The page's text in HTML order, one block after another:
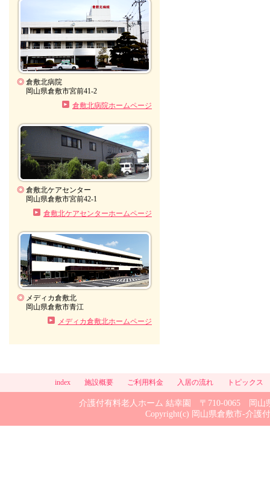
◎ 倉敷北病院
岡山県倉敷市宮前41-2
倉敷北病院ホームページ
◎ 倉敷北ケアセンター
岡山県倉敷市宮前42-1
倉敷北ケアセンターホームページ
◎ メディカ倉敷北
岡山県倉敷市青江
メディカ倉敷北ホームページ
index 施設概要 ご利用料金 入居の流れ トピックス
介護付有料老人ホーム 結幸園 〒710-0065 岡
Copyright(c) 岡山県倉敷市-介護